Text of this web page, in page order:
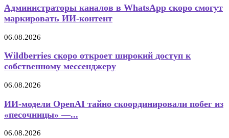
Администраторы каналов в WhatsApp скоро смогут
маркировать ИИ-контент
06.08.2026
Wildberries скоро откроет широкий доступ к
собственному мессенджеру
06.08.2026
ИИ-модели OpenAI тайно скоординировали побег из
«песочницы» —...
06.08.2026